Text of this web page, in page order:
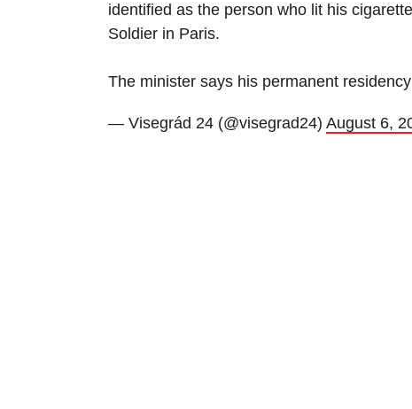
identified as the person who lit his
Soldier in Paris.
The minister says his permanent
— Visegrád 24 (@visegrad24) August 6,